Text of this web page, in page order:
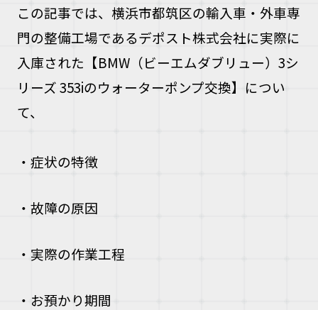
10:00〜
この記事では、横浜市都筑区の輸入車・外車専
門の整備工場であるデポスト株式会社に実際に
入庫された【BMW（ビーエムダブリュー）3シ
リーズ 353iのウォーターポンプ交換】につい
て、
・症状の特徴
・故障の原因
・実際の作業工程
・お預かり期間